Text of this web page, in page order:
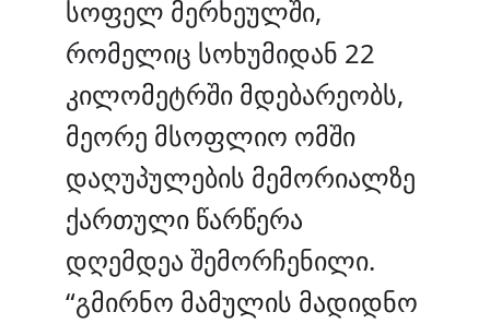
სოფელ მერხეულში,
რომელიც სოხუმიდან 22
კილომეტრში მდებარეობს,
მეორე მსოფლიო ომში
დაღუპულების მემორიალზე
ქართული წარწერა
დღემდეა შემორჩენილი.
“გმირნო მამულის მადიდნო